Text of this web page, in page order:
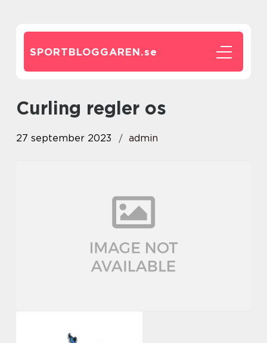
SPORTBLOGGAREN.se
curling regler os
27 september 2023 admin